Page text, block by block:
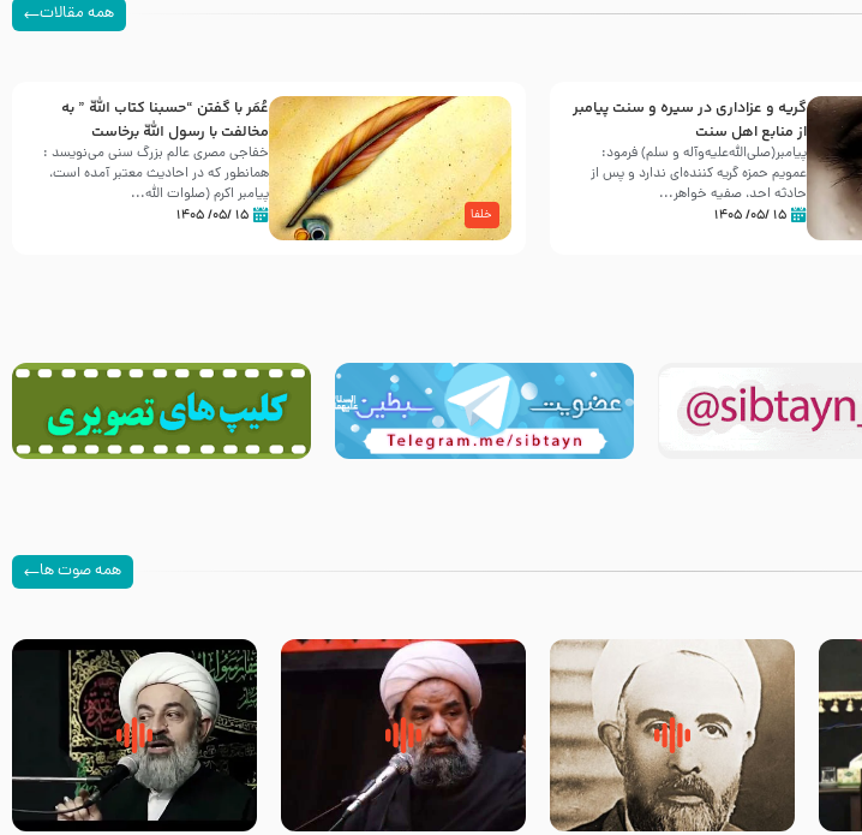
همه مقالات
گریه و عزاداری در سیره و سنت پیامبر
از منابع اهل سنت
پیامبر(صلی‌الله‌علیه‌وآله و سلم) فرمود:
عمویم حمزه گریه کننده‌ای ندارد و پس از
حادثه احد، صفیه خواهر...
۱۵ /۰۵/ ۱۴۰۵ خلفا
عُمَر با گفتن “حسبنا كتاب اللّه ” به
مخالفت با رسول اللّه برخاست
خفاجی مصری عالم بزرگ سنی می‌نویسد :
همانطور که در احادیث معتبر آمده است،
پیامبر اکرم (صلوات اللّه...
۱۵ /۰۵/ ۱۴۰۵
همه صوت ها
روضه‌ی مجلس یزید ملعون و
اسارت اهل‌بیت علیهم‌السلام –
سلام جوانی که امام حسین علیه
السلام خودش جوابش را دادند
زیارتی که اسباب رزق زیاد و عمر
طولانی است حجت السلام حسین